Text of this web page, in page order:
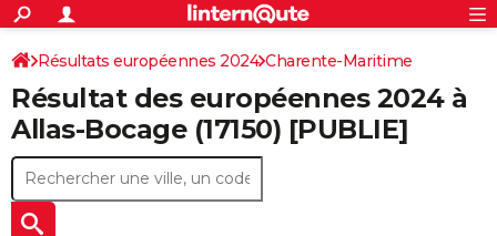
ACTUALITÉS
Politique
Société
Faits Divers
Education
Monde
Villes
+
SPORT
Coupe du monde 2026
Football
Tennis
Cyclisme
Rugby
Forum
CULTURE
Programme TV
TNT
Streaming
Cinéma
Sorties cinéma
Musique
+
FINANCE
Retraite
Impôts
Epargne
Immobilier
Risques naturels par ville
Banque
Assurance
Crédit
AUTO
Rechercher
S'inscrire
Connexion
Résultats européennes 2024 Charente-Maritime
Résultat des européennes 2024 à
Allas-Bocage (17150) [PUBLIE]